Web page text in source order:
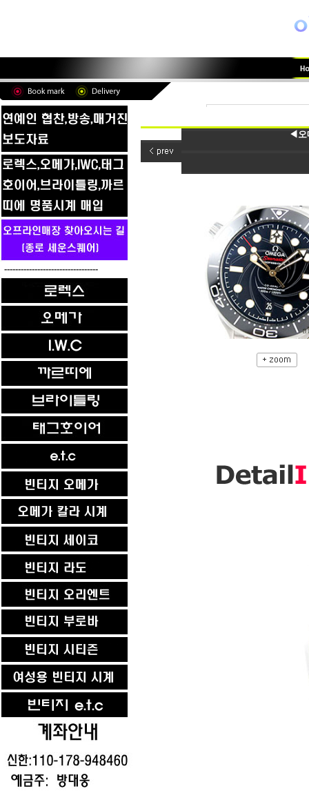
----------------------------------
◀오